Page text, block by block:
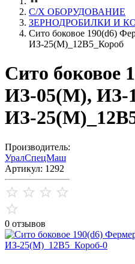
С/Х ОБОРУДОВАНИЕ
ЗЕРНОДРОБИЛКИ И
Сито боковое 190(d6)
ИЗ-25(М)_12В5_Короб
Сито боковое
ИЗ-05(М), ИЗ-
ИЗ-
Производитель:
УралСпецМаш
Артикул: 1292
0 отзывов